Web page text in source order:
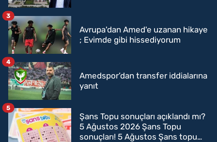
Avrupa'dan Amed'e uzanan hikaye
; Evimde gibi hissediyorum
3
Amedspor’dan transfer iddialarına
yanıt
4
Şans Topu sonuçları açıklandı mı?
5 Ağustos 2026 Şans Topu
sonuçları! 5 Ağustos Şans topu
5